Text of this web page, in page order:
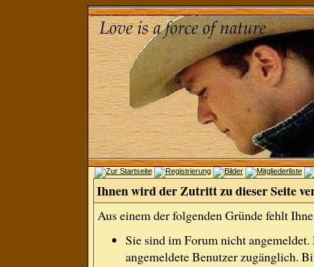
Ihnen wird der Zutritt zu dieser Seite
Aus einem der folgenden Gründe fehlt
Sie sind im Forum nicht
angemeldete Benutzer zugänglich.